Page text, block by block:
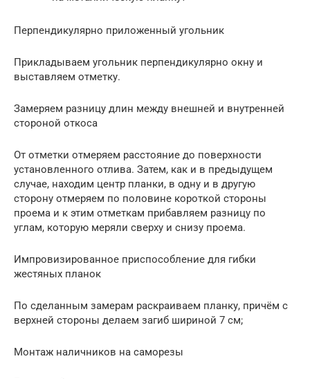
Перпендикулярно приложенный угольник
Прикладываем угольник перпендикулярно окну и
выставляем отметку.
Замеряем разницу длин между внешней и внутренней
стороной откоса
От отметки отмеряем расстояние до поверхности
установленного отлива. Затем, как и в предыдущем
случае, находим центр планки, в одну и в другую
сторону отмеряем по половине короткой стороны
проема и к этим отметкам прибавляем разницу по
углам, которую меряли сверху и снизу проема.
Импровизированное приспособление для гибки
жестяных планок
По сделанным замерам раскраиваем планку, причём с
верхней стороны делаем загиб шириной 7 см;
Монтаж наличников на саморезы